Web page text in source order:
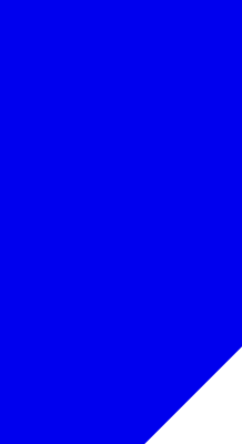
、もつ鍋、セリ鍋など季節ご